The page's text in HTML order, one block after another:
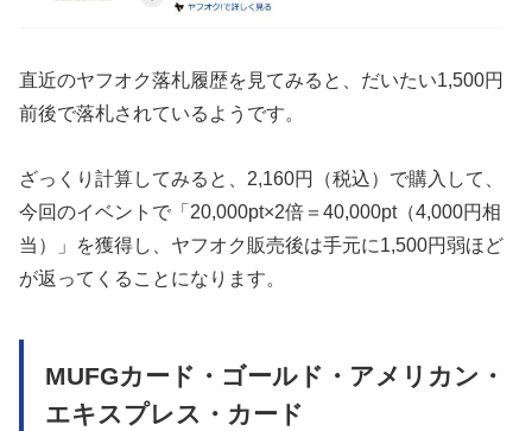
直近のヤフオク落札履歴を見てみると、だいたい1,500円
前後で落札されているようです。
ざっくり計算してみると、2,160円（税込）で購入して、
今回のイベントで「20,000pt×2倍＝40,000pt（4,000円相
当）」を獲得し、ヤフオク販売後は手元に1,500円弱ほど
が返ってくることになります。
MUFGカード・ゴールド・アメリカン・
エキスプレス・カード